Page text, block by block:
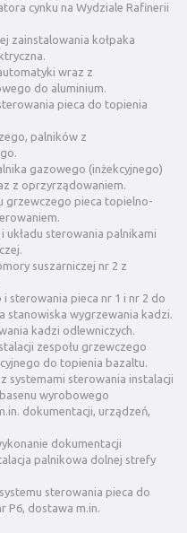
cynku na Wydziale Rafinerii
zainstalowania kołpaka
wraz z
do aluminium.
pieca do topienia
palników z
gazowego (inżekcyjnego)
z oprzyrządowaniem.
grzewczego pieca topielno-
układu sterowania palnikami
suszarniczej nr 2 z
sterowania pieca nr 1 i nr 2 do
stanowiska wygrzewania kadzi.
kadzi odlewniczych.
zespołu grzewczego
do topienia bazaltu.
systemami sterowania instalacji
wyrobowego
dokumentacji, urządzeń,
dokumentacji
palnikowa dolnej strefy
sterowania pieca do
P6, dostawa m.in.